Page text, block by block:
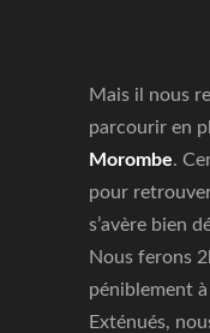
Mais il nous
parcourir en
Morombe.
pour
s’avère bien
Nous ferons
péniblement
Exténués,